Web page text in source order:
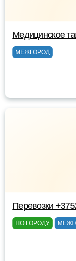
Медицинское
МЕЖГОРОД
Перевозки
ПО ГОРОДУ